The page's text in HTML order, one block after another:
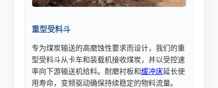
重型受料斗
专为煤炭输送的高磨蚀性要求而设计，我们的重
型受料斗从卡车和装载机接收煤炭，并以受控速
率向下游输送机给料。耐磨衬板和缓冲床延长使
用寿命，变频驱动确保持续稳定的物料流量。